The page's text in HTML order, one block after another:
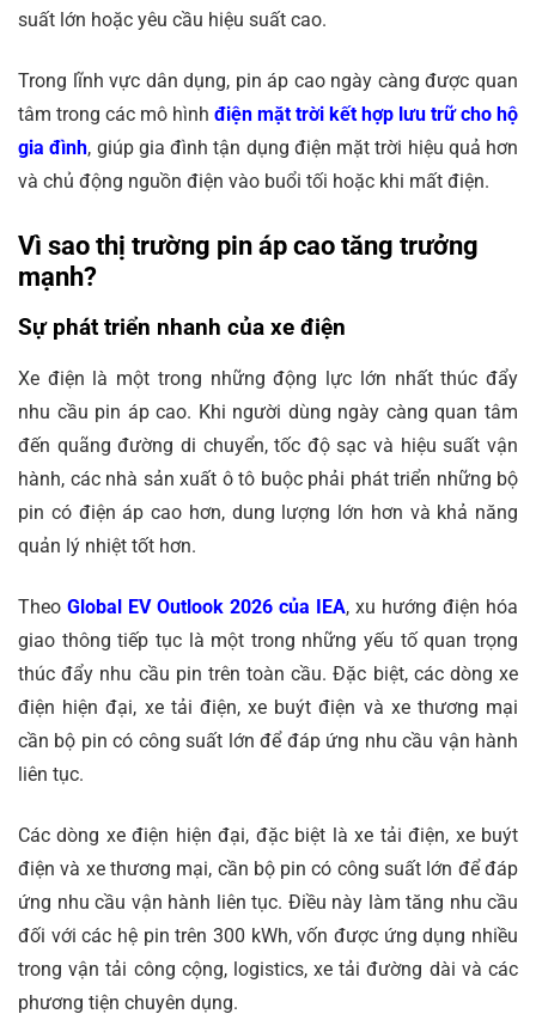
suất lớn hoặc yêu cầu hiệu suất cao.
Trong lĩnh vực dân dụng, pin áp cao ngày càng được quan
tâm trong các mô hình điện mặt trời kết hợp lưu trữ cho hộ
gia đình, giúp gia đình tận dụng điện mặt trời hiệu quả hơn
và chủ động nguồn điện vào buổi tối hoặc khi mất điện.
Vì sao thị trường pin áp cao tăng trưởng
mạnh?
Sự phát triển nhanh của xe điện
Xe điện là một trong những động lực lớn nhất thúc đẩy
nhu cầu pin áp cao. Khi người dùng ngày càng quan tâm
đến quãng đường di chuyển, tốc độ sạc và hiệu suất vận
hành, các nhà sản xuất ô tô buộc phải phát triển những bộ
pin có điện áp cao hơn, dung lượng lớn hơn và khả năng
quản lý nhiệt tốt hơn.
Theo Global EV Outlook 2026 của IEA, xu hướng điện hóa
giao thông tiếp tục là một trong những yếu tố quan trọng
thúc đẩy nhu cầu pin trên toàn cầu. Đặc biệt, các dòng xe
điện hiện đại, xe tải điện, xe buýt điện và xe thương mại
cần bộ pin có công suất lớn để đáp ứng nhu cầu vận hành
liên tục.
Các dòng xe điện hiện đại, đặc biệt là xe tải điện, xe buýt
điện và xe thương mại, cần bộ pin có công suất lớn để đáp
ứng nhu cầu vận hành liên tục. Điều này làm tăng nhu cầu
đối với các hệ pin trên 300 kWh, vốn được ứng dụng nhiều
trong vận tải công cộng, logistics, xe tải đường dài và các
phương tiện chuyên dụng.